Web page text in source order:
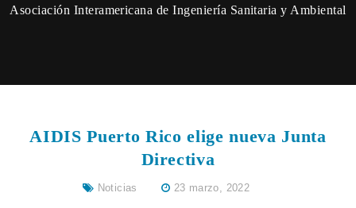
Asociación Interamericana de Ingeniería Sanitaria y Ambiental
AIDIS Puerto Rico elige nueva Junta
Directiva
Noticias 23 marzo, 2022